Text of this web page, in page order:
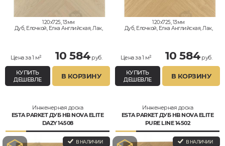
120x725, 13мм
Дуб, Елочкой, Елка Английская, Лак,
Цена за 1 м² 10 584руб.
КУПИТЬ
ДЕШЕВЛЕ
В КОРЗИНУ
120x725, 13мм
Дуб, Елочкой, Елка Английская, Лак,
Цена за 1 м² 10 584руб.
КУПИТЬ
ДЕШЕВЛЕ
В КОРЗИНУ
Инженерная доска
ESTA PARKET ДУБ HB NOVA ELITE
DAZY 14508
В НАЛИЧИИ
Инженерная доска
ESTA PARKET ДУБ HB NOVA ELITE
PURE LINE 14502
В НАЛИЧИИ